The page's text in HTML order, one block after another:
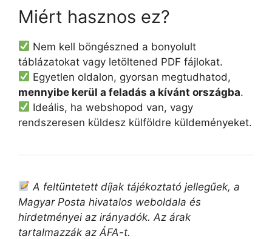
Miért hasznos ez?
Nem kell böngészned a bonyolult
táblázatokat vagy letöltened PDF fájlokat.
Egyetlen oldalon, gyorsan megtudhatod,
mennyibe kerül a feladás a kívánt országba.
Ideális, ha webshopod van, vagy
rendszeresen küldesz külföldre küldeményeket.
A feltüntetett díjak tájékoztató jellegűek, a
Magyar Posta hivatalos weboldala és
hirdetményei az irányadók. Az árak
tartalmazzák az ÁFA-t.